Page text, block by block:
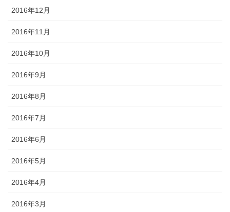
2016年12月
2016年11月
2016年10月
2016年9月
2016年8月
2016年7月
2016年6月
2016年5月
2016年4月
2016年3月